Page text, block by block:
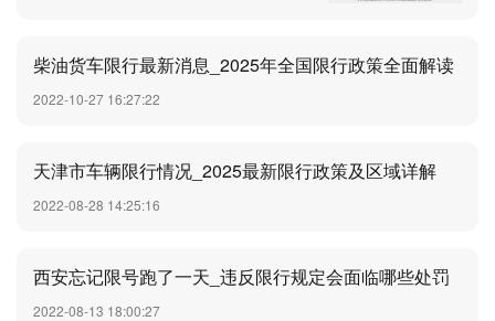
柴油货车限行最新消息_2025年全国限行政策全面解读
2022-10-27 16:27:22
天津市车辆限行情况_2025最新限行政策及区域详解
2022-08-28 14:25:16
西安忘记限号跑了一天_违反限行规定会面临哪些处罚
2022-08-13 18:00:27